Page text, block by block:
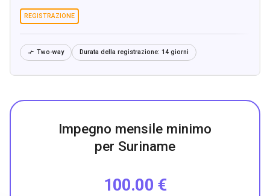
REGISTRAZIONE
 Two-way Durata della registrazione: 14 giorni
Impegno mensile minimo
per Suriname
100.00 €